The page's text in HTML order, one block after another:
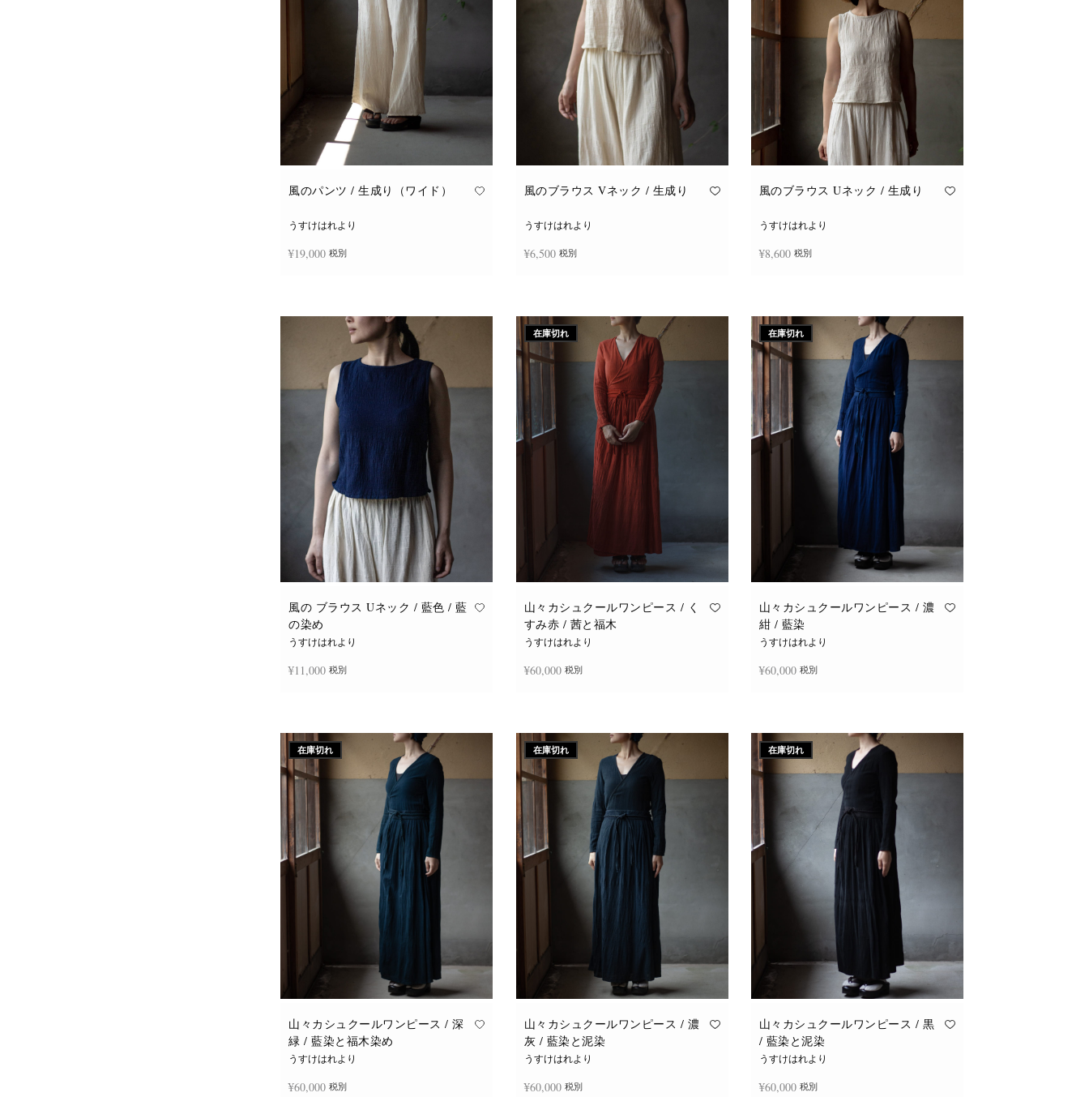
ー
シ
ン
が
あ
り
ま
す。
オ
プ
シ
ョ
ン
は
品
ペ
す
ー
シ
ョ
ン
が
あ
り
ま
す。
オ
プ
シ
ン
は
品
ペ
す
風のパンツ / 生成り（ワイド）
うすけはれより
¥19,000 税別
風のブラウス Vネック / 生成り
うすけはれより
¥6,500 税別
風のブラウス Uネック / 生成り
うすけはれより
¥8,600 税別
風の ブラウス Uネック / 藍色 / 藍
の染め
うすけはれより
¥11,000 税別
在庫切れ
山々カシュクールワンピース / く
すみ赤 / 茜と福木
うすけはれより
¥60,000 税別
在庫切れ
山々カシュクールワンピース / 濃
紺 / 藍染
うすけはれより
¥60,000 税別
在庫切れ
山々カシュクールワンピース / 深
緑 / 藍染と福木染め
うすけはれより
¥60,000 税別
在庫切れ
山々カシュクールワンピース / 濃
灰 / 藍染と泥染
うすけはれより
¥60,000 税別
在庫切れ
山々カシュクールワンピース / 黒
/ 藍染と泥染
うすけはれより
¥60,000 税別